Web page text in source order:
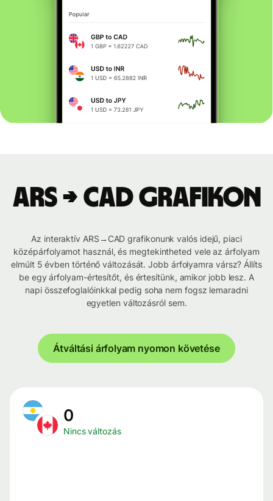
ARS → CAD grafikon
Az interaktív ARS→CAD grafikonunk valós idejű, piaci
középárfolyamot használ, és megtekintheted vele az árfolyam
elmúlt 5 évben történő változását. Jobb árfolyamra vársz? Állíts
be egy árfolyam-értesítőt, és értesítünk, amikor jobb lesz. A
napi összefoglalóinkkal pedig soha nem fogsz lemaradni
egyetlen változásról sem.
Átváltási árfolyam nyomon követése
0
Nincs változás